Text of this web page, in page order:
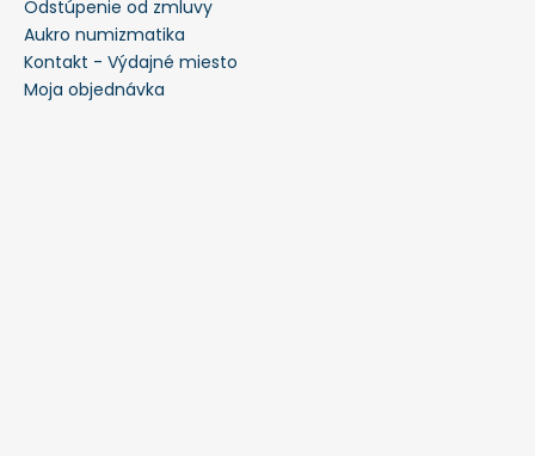
Odstúpenie od zmluvy
Aukro numizmatika
Kontakt - Výdajné miesto
Moja objednávka